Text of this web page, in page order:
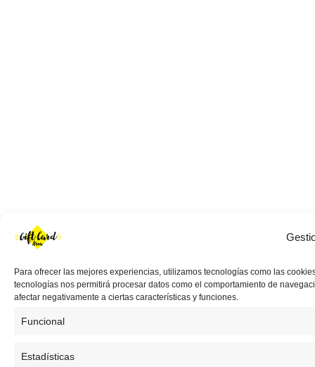
Para ofrecer las mejores experiencias, utilizamos tecnologías como las
tecnologías nos permitirá procesar datos como el comportamiento de
afectar negativamente a ciertas características y funciones.
Funcional
Estadísticas